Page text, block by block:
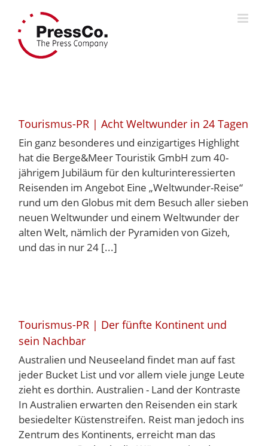
content
Tourismus-PR | Acht Weltwunder in 24 Tagen
Ein ganz besonderes und einzigartiges Highlight
hat die Berge&Meer Touristik GmbH zum 40-
jährigem Jubiläum für den kulturinteressierten
Reisenden im Angebot Eine „Weltwunder-Reise“
rund um den Globus mit dem Besuch aller sieben
neuen Weltwunder und einem Weltwunder der
alten Welt, nämlich der Pyramiden von Gizeh,
und das in nur 24 [...]
Tourismus-PR | Der fünfte Kontinent und
sein Nachbar
Australien und Neuseeland findet man auf fast
jeder Bucket List und vor allem viele junge Leute
zieht es dorthin. Australien - Land der Kontraste
In Australien erwarten den Reisenden ein stark
besiedelter Küstenstreifen. Reist man jedoch ins
Zentrum des Kontinents, erreicht man das